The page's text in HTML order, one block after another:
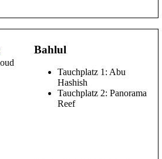
Bahlul
Tauchplatz 1: Abu
Hashish
Tauchplatz 2: Panorama
Reef